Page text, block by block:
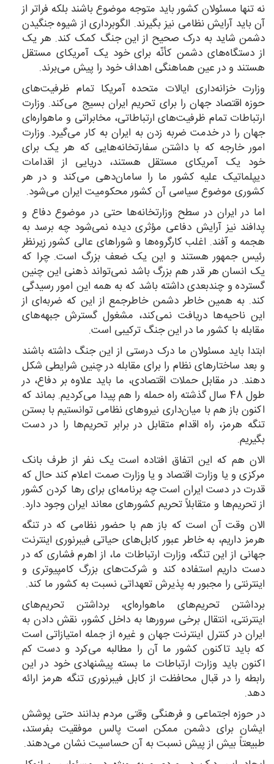
نه تنها مسئولان کشور باید متوجه موضوع باشند بلکه فراتر از
آن باید آرایش نظامی نیز بگیرند. الگوبرداری از شیوه جنگیدن
دشمن شاید به درک صحیح از این جنگ کمک کند. هر یک
از دستگاه‌های دشمن کأنّه برای خود یک آمریکای مستقل
هستند و در عین هماهنگی اهداف خود را پیش می‌برند.
وزارت خزانه‌داری ایالات متحده آمریکا تمام ظرفیت‌های
حوزه اقتصاد جهان را برای تحریم ایران بسیج می‌کند. وزارت
ارتباطات تمام ظرفیت‌های ارتباطاتی، مخابراتی و ماهواره‌ای
جهان را در خدمت ضربه زدن به ایران به کار می‌گیرد. وزارت
امور خارجه که با داشتن سفارتخانه‌هایی که هر یک برای
خود یک آمریکای مستقل هستند، دریایی از اقدامات
دیپلماتیک علیه کشور ما را سامان‌دهی می‌کند و در هر
کشوری موضوع سیاسی آن کشور محکومیت ایران می‌شود.
اما در ایران در سطح وزارتخانه‌ها حتی در موضوع دفاع و
پدافند نیز آرایش دفاعی مؤثری دیده نمی‌شود چه برسد به
هجمه و آفند. اغلب کارگروه‌ها و شوراهای عالی کشور زیرنظر
رئیس جمهور هستند و این یک ضعف بزرگ است. چرا که
یک انسان هر قدر هم بزرگ باشد نمی‌تواند ذهنی این چنین
گسترده و چندبعدی داشته باشد که به همه این امور رسیدگی
کند. به همین خاطر دشمن خاطرجمع از این که ضربه‌ای از
این ناحیه‌ها دریافت نمی‌کند، مشغول گسترش جبهه‌های
مقابله با کشور ما در این جنگ ترکیبی است.
ابتدا باید مسئولان ما درک درستی از این جنگ داشته باشند
و بعد ساختارهای نظام را برای مقابله در چنین شرایطی شکل
دهند. در مقابل حملات اقتصادی، ما باید علاوه بر دفاع، در
طول 48 سال گذشته راه حمله را هم پیدا می‌کردیم. بماند که
اکنون باز هم با میان‌داری نیروهای نظامی توانستیم با بستن
تنگه هرمز، راه اقدام متقابل در برابر تحریم‌ها را در دست
بگیریم.
الان هم که این اتفاق افتاده است یک نفر از طرف بانک
مرکزی و یا وزارت اقتصاد و یا وزارت صمت اعلام کند حال که
قدرت در دست ایران است چه برنامه‌ای برای رها کردن کشور
از تحریم‌ها و متقابلاً تحریم کشورهای معاند ایران وجود دارد.
الان وقت آن است که باز هم با حضور نظامی که در تنگه
هرمز داریم، به خاطر عبور کابل‌های حیاتی فیبرنوری اینترنت
جهانی از این تنگه، وزارت ارتباطات ما، از اهرم فشاری که در
دست داریم استفاده کند و شرکت‌های بزرگ کامپیوتری و
اینترنتی را مجبور به پذیرش تعهداتی نسبت به کشور ما کند.
برداشتن تحریم‌های ماهواره‌ای، برداشتن تحریم‌های
اینترنتی، انتقال برخی سرورها به داخل کشور، نقش دادن به
ایران در کنترل اینترنت جهان و غیره از جمله امتیازاتی است
که باید تاکنون کشور ما آن را مطالبه می‌کرد و دست کم
اکنون باید وزارت ارتباطات ما بسته پیشنهادی خود در این
رابطه را در قبال محافظت از کابل فیبرنوری تنگه هرمز ارائه
دهد.
در حوزه اجتماعی و فرهنگی وقتی مردم بدانند حتی پوشش
ایشان برای دشمن ممکن است پالس موفقیت بفرستد،
طبیعتاً بیش از پیش نسبت به آن حساسیت نشان می‌دهند.